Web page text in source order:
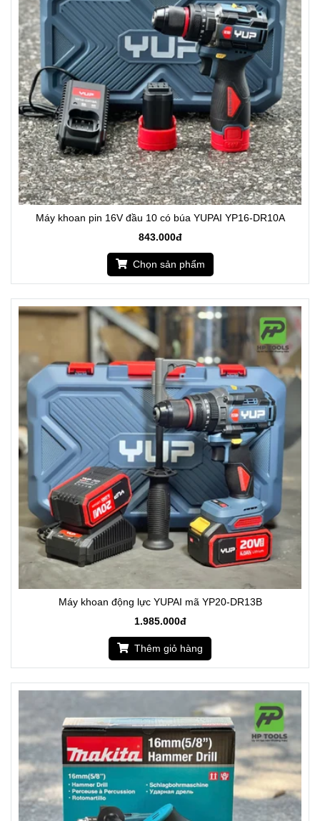
Máy khoan pin 16V đầu 10 có búa YUPAI YP16-DR10A
843.000đ
Chọn sản phẩm
Máy khoan động lực YUPAI mã YP20-DR13B
1.985.000đ
Thêm giỏ hàng